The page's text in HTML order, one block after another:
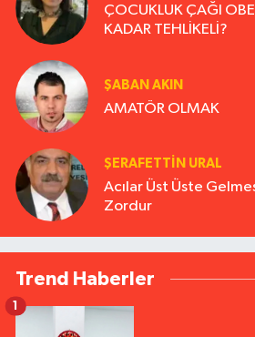
ÇOCUKLUK ÇAĞI
KADAR TEHLİKELİ?
ŞABAN AKIN
AMATÖR OLMAK
ŞERAFETTIN URAL
Acılar Üst Üste
Zordur
Trend Haberler
1